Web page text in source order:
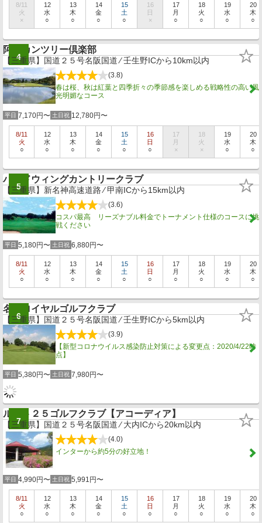
8/11
火
×
12
水
○
13
木
○
14
金
○
15
土
○
16
日
×
17
月
○
18
火
○
19
水
○
20
木
○
4
阿山カンツリー倶楽部
【三重県】国道２５号名阪国道 ⁄ 壬生野ICから10km以内
(3.8)
春は桜、秋は紅葉と四季折々の季節感を楽しめる戦略性の高い風
光明媚なコース
平日 7,170円〜 土日祝 12,780円〜
8/11
火
○
12
水
○
13
木
○
14
金
○
15
土
○
16
日
○
17
月
×
18
火
×
19
水
○
20
木
○
5
バードウィングカントリークラブ
【三重県】新名神高速道路 ⁄ 甲南ICから15km以内
(3.6)
コスパ最高 リーズナブル料金でトーナメント仕様のコースに挑
戦ください
平日 5,180円〜 土日祝 6,880円〜
8/11
火
○
12
水
○
13
木
○
14
金
○
15
土
○
16
日
○
17
月
○
18
火
○
19
水
○
20
木
○
6
名阪ロイヤルゴルフクラブ
【三重県】国道２５号名阪国道 ⁄ 壬生野ICから5km以内
(3.9)
【新型コロナウイルス感染防止対策による変更点：2020/4/22時
点】
平日 5,380円〜 土日祝 7,980円〜
7
ルート２５ゴルフクラブ【アコーディア】
【三重県】国道２５号名阪国道 ⁄ 大内ICから20km以内
(4.0)
インターから約5分の好立地！
平日 4,990円〜 土日祝 5,991円〜
8/11
火
○
12
水
○
13
木
○
14
金
○
15
土
○
16
日
○
17
月
○
18
火
○
19
水
○
20
木
○